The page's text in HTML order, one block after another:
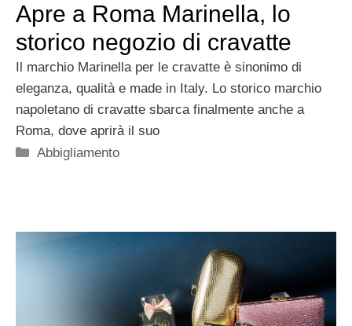
Apre a Roma Marinella, lo
storico negozio di cravatte
Il marchio Marinella per le cravatte è sinonimo di
eleganza, qualità e made in Italy. Lo storico marchio
napoletano di cravatte sbarca finalmente anche a
Roma, dove aprirà il suo
Categorie
Abbigliamento